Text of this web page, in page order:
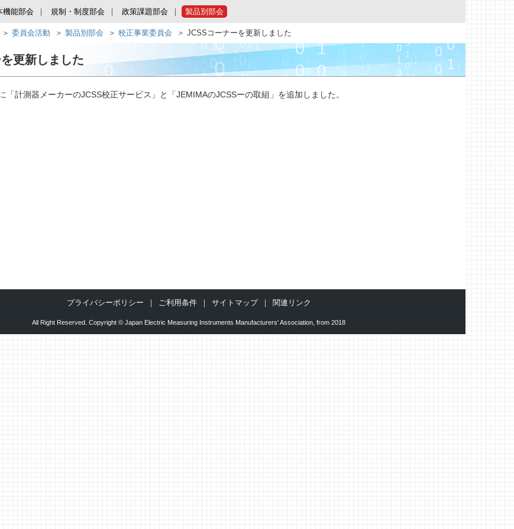
機能部会 規制・制度部会 政策課題部会 製品別部会
委員会活動 製品別部会 校正事業委員会 JCSSコーナーを更新しました
更新しました
「計測器メーカーのJCSS校正サービス」と「JEMIMAのJCSSーの取組」を追加しました。
プライバシーポリシー ご利用条件 サイトマップ 関連リンク
All Right Reserved. Copyright © Japan Electric Measuring Instruments Manufacturers' Association, from 2018